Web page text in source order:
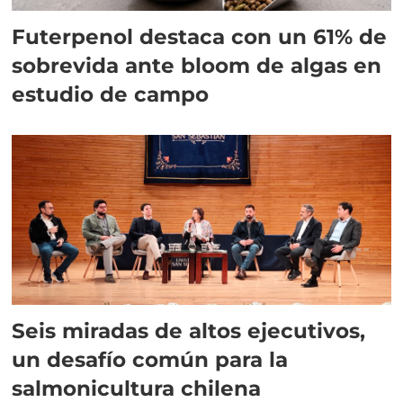
Futerpenol destaca con un 61% de
sobrevida ante bloom de algas en
estudio de campo
Seis miradas de altos ejecutivos,
un desafío común para la
salmonicultura chilena